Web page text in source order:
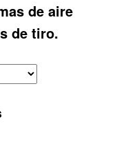
de aire
de tiro.